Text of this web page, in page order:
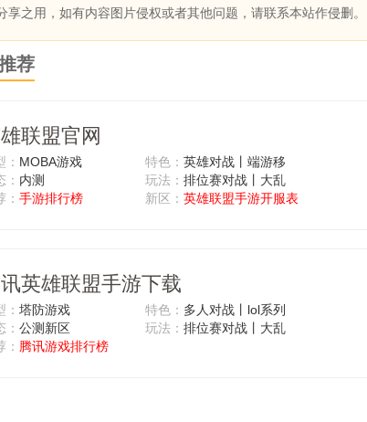
享之用，如有内容图片侵权或者其他问题，请联系本站作侵删。
荐
联盟官网
： MOBA游戏 特色： 英雄对战丨端游移
植
： 内测 玩法： 排位赛对战丨大乱
斗
： 手游排行榜 新区： 英雄联盟手游开服表
英雄联盟手游下载
： 塔防游戏 特色： 多人对战丨lol系列
手游
： 公测新区 玩法： 排位赛对战丨大乱
： 腾讯游戏排行榜